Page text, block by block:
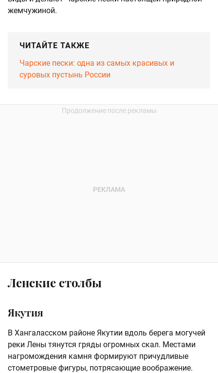
жемчужиной.
ЧИТАЙТЕ ТАКЖЕ
Чарские пески: одна из самых красивых и
суровых пустынь России
Ленские столбы
Якутия
В Хангаласском районе Якутии вдоль берега могучей
реки Лены тянутся гряды огромных скал. Местами
нагромождения камня формируют причудливые
стометровые фигуры, потрясающие воображение.